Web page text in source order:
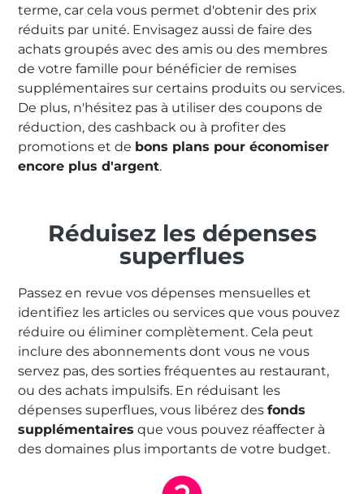
terme, car cela vous permet d'obtenir des prix
réduits par unité. Envisagez aussi de faire des
achats groupés avec des amis ou des membres
de votre famille pour bénéficier de remises
supplémentaires sur certains produits ou services.
De plus, n'hésitez pas à utiliser des coupons de
réduction, des cashback ou à profiter des
promotions et de bons plans pour économiser
encore plus d'argent.
Réduisez les dépenses
superflues
Passez en revue vos dépenses mensuelles et
identifiez les articles ou services que vous pouvez
réduire ou éliminer complètement. Cela peut
inclure des abonnements dont vous ne vous
servez pas, des sorties fréquentes au restaurant,
ou des achats impulsifs. En réduisant les
dépenses superflues, vous libérez des fonds
supplémentaires que vous pouvez réaffecter à
des domaines plus importants de votre budget.